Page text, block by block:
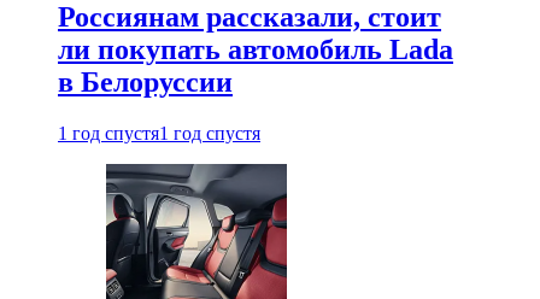
Россиянам рассказали, стоит
ли покупать автомобиль Lada
в Белоруссии
1 год спустя1 год спустя